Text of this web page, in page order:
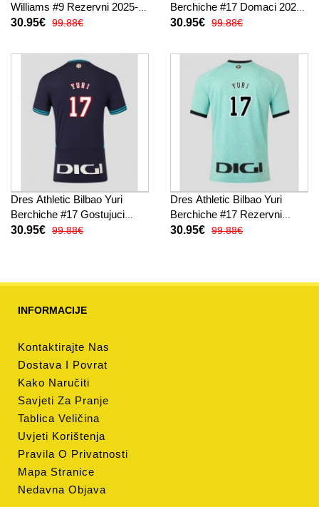
Williams #9 Rezervni 2025-
26 Kratak Rukav
30.95€ 99.88€
Berchiche #17 Domaci 2025-
26 Kratak Rukav
30.95€ 99.88€
Dres Athletic Bilbao Yuri
Berchiche #17 Gostujuci
2025-26 Kratak Rukav
30.95€ 99.88€
Dres Athletic Bilbao Yuri
Berchiche #17 Rezervni
2025-26 Kratak Rukav
30.95€ 99.88€
INFORMACIJE
Kontaktirajte Nas
Dostava I Povrat
Kako Naručiti
Savjeti Za Pranje
Tablica Veličina
Uvjeti Korištenja
Pravila O Privatnosti
Mapa Stranice
Nedavna Objava